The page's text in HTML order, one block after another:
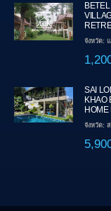
จังหวัด:
SAI
KHAO
HOME
จังหวัด: